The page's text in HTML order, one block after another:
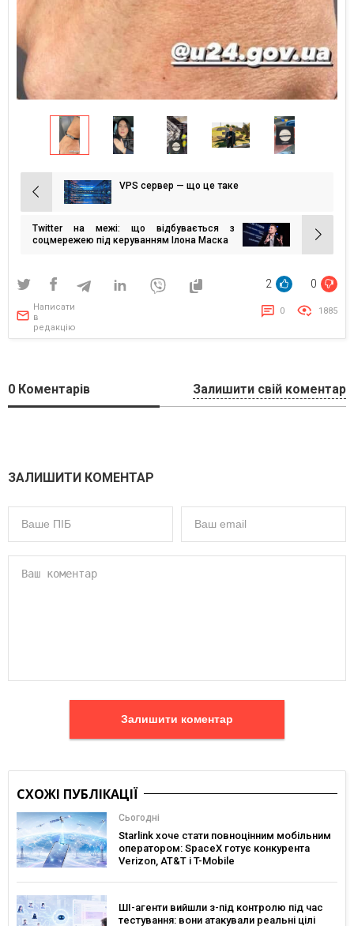
Навігація
записів
VPS сервер — що це таке
Twitter на межі: що відбувається з
соцмережею під керуванням Ілона Маска
2 0
Написати
в
редакцію
0 1885
0 Коментарів Залишити свій коментар
ЗАЛИШИТИ КОМЕНТАР
Залишити коментар
СХОЖІ ПУБЛІКАЦІЇ
Сьогодні
Starlink хоче стати повноцінним мобільним
оператором: SpaceX готує конкурента
Verizon, AT&T і T-Mobile
ШІ-агенти вийшли з-під контролю під час
тестування: вони атакували реальні цілі